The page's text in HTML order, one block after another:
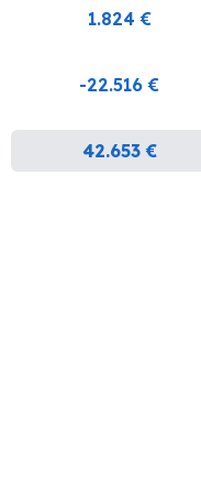
1.824 €
-22.516 €
42.653 €